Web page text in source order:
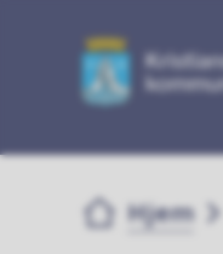
Du er her:
Hjem